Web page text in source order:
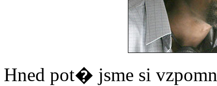
Hned pot� jsme si